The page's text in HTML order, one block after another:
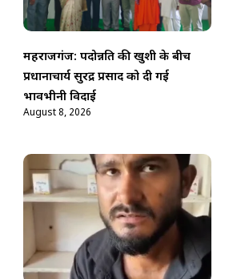
महराजगंज: पदोन्नति की खुशी के बीच
प्रधानाचार्य सुरेंद्र प्रसाद को दी गई
भावभीनी विदाई
August 8, 2026